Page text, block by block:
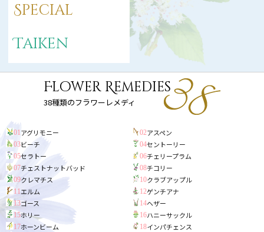
Special
Taiken
Flower Remedies
38種類のフラワーレメディ
01 アグリモニー 02アスペン
03ビーチ 04セントーリー
05セラトー 06チェリープラム
07チェストナットバッド 08チコリー
09クレマチス 10クラブアップル
11エルム 12ゲンチアナ
13ゴース 14ヘザー
15ホリー 16ハニーサックル
17ホーンビーム 18インパチェンス